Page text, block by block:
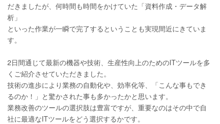
だきましたが、何時間も時間をかけていた「資料作成・データ解
析」
といった作業が一瞬で完了するということも実現間近にきていま
す。
2日間通じて最新の機器や技術、生産性向上のためのITツールを多
くご紹介させていただきました。
技術の進歩により業務の自動化や、効率化等、「こんな事もでき
るのか！」と驚かされた事も多かったかと思います。
業務改善のツールの選択肢は豊富ですが、重要なのはその中で自
社に最適なITツールをどう選択するかです。